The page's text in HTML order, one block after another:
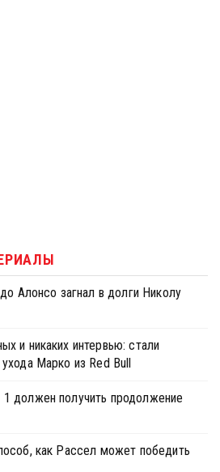
Алонсо загнал в долги Николу
и никаких интервью: стали
Марко из Red Bull
должен получить продолжение
как Рассел может победить